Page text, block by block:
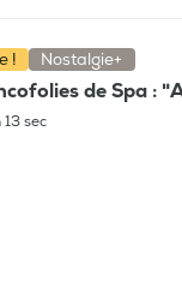
! Nostalgie+
de Spa :
sec